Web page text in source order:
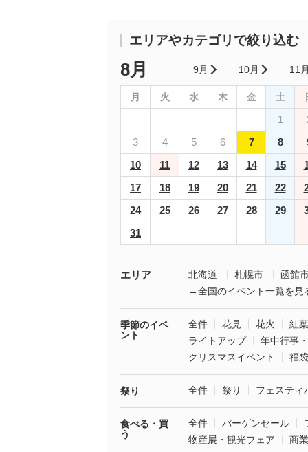
エリアやカテゴリで絞り込む
8月 9月 10月 11
月 火 水 木 金 土
1
3
4 5 6 7 8
10
11 12 13 14 15
17
18 19 20 21 22
24
25 26 27 28 29
31
エリア 北海道 札幌市
函館
→全国のイベント一覧を見
季節のイベ
ント
全件 花見 花火
紅葉
ライトアップ
年中行事
クリスマスイベント
福
祭り 全件 祭り フェスティ
食べる・買
う
全件 バーゲンセール
物産展・観光フェア
商